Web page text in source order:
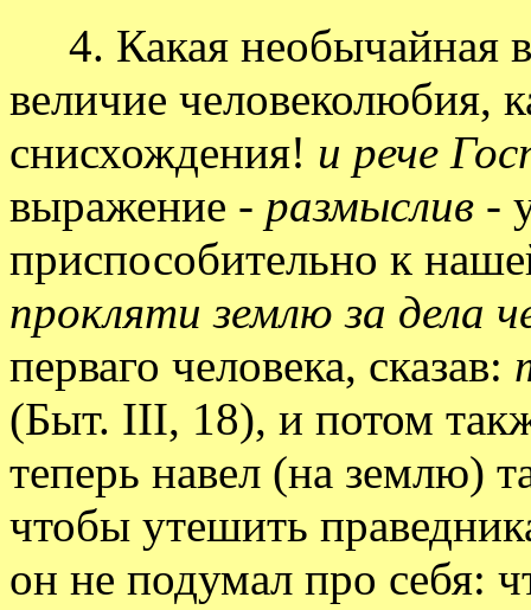
4. Какая необычайная
величие человеколюбия,
снисхождения! и рече
выражение - размыслив -
приспособительно к
прокляти землю за дела
перваго человека, сказав:
(Быт. III, 18), и потом
теперь навел (на землю)
чтобы утешить
он не подумал про себя: